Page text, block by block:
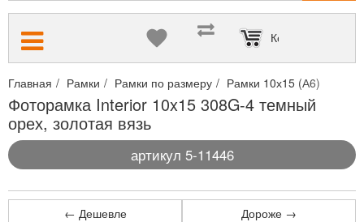
Корзина пуста
Главная Рамки Рамки по размеру Рамки 10х15 (А6)
Фоторамка Interior 10x15 308G-4 темный
орех, золотая вязь
артикул 5-11446
← Дешевле Дороже →